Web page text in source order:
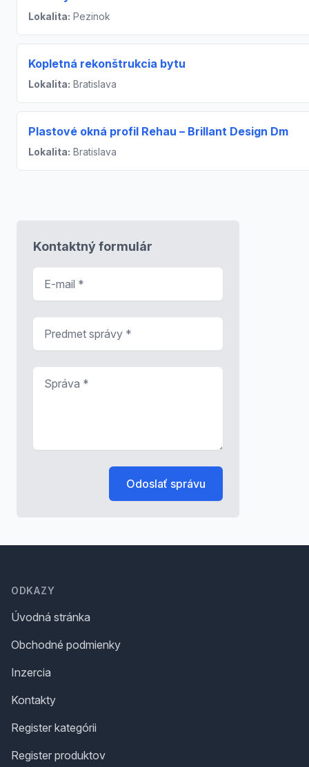
Lokalita: Pezinok
Kopletná rekonštrukcia bytu
Lokalita: Bratislava
Plastové okná profil Rehau – Brillant Design Dm
Lokalita: Bratislava
Kontaktný formulár
Odoslať správu
ODKAZY
Úvodná stránka
Obchodné podmienky
Inzercia
Kontakty
Register kategórii
Register produktov